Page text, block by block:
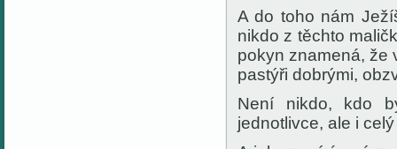
A do toho nám
nikdo z těchto
pokyn znamená, že
pastýři dobrými,
Není nikdo, kdo
jednotlivce, ale i